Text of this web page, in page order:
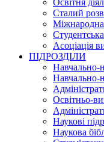
Сталий
Міжнародна
Асоціація
ПІДРОЗДІЛИ
Навчально-
Навчально-
Освітньо-
Наукові
Наукова